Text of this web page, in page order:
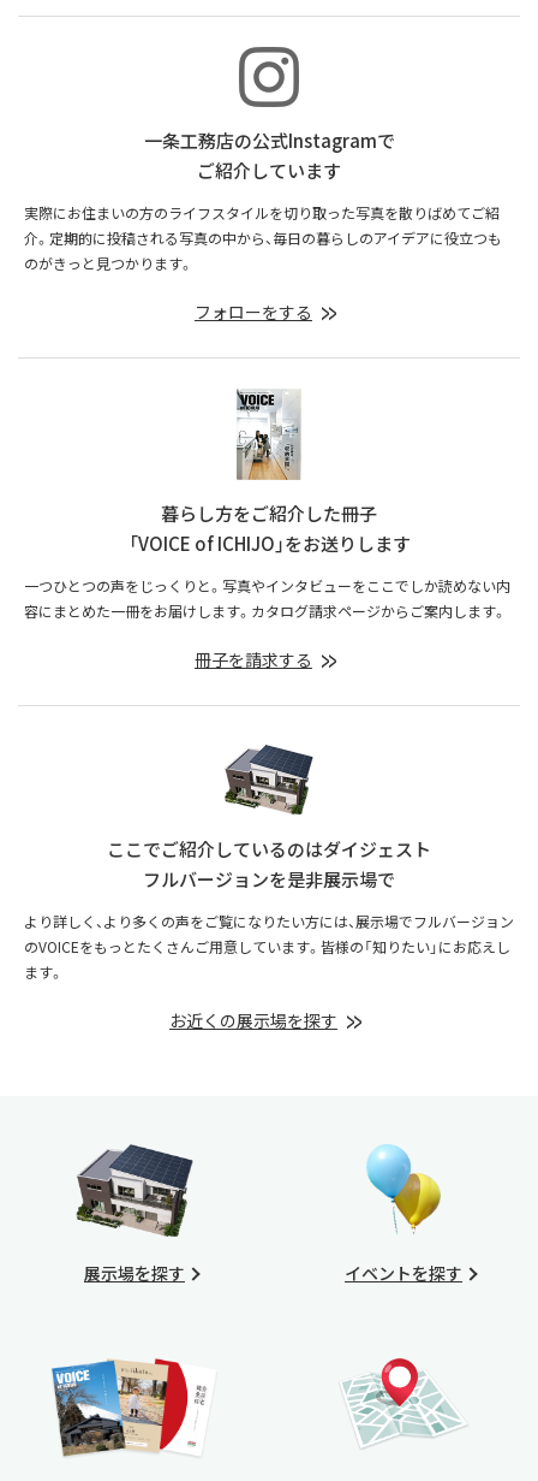
一条工務店の公式Instagramで
ご紹介しています
実際にお住まいの方のライフスタイルを切り取った写真を散りばめてご紹
介。定期的に投稿される写真の中から、毎日の暮らしのアイデアに役立つも
のがきっと見つかります。
フォローをする
暮らし方をご紹介した冊子
「VOICE of ICHIJO」をお送りします
一つひとつの声をじっくりと。写真やインタビューをここでしか読めない内
容にまとめた一冊をお届けします。カタログ請求ページからご案内します。
冊子を請求する
ここでご紹介しているのはダイジェスト
フルバージョンを是非展示場で
より詳しく、より多くの声をご覧になりたい方には、展示場でフルバージョン
のVOICEをもっとたくさんご用意しています。皆様の「知りたい」にお応えし
ます。
お近くの展示場を探す
展示場を探す イベントを探す